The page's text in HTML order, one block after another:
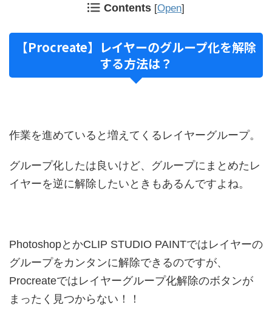
Contents [Open]
【Procreate】レイヤーのグループ化を解除
する方法は？
作業を進めていると増えてくるレイヤーグループ。
グループ化したは良いけど、グループにまとめたレ
イヤーを逆に解除したいときもあるんですよね。
PhotoshopとかCLIP STUDIO PAINTではレイヤーの
グループをカンタンに解除できるのですが、
Procreateではレイヤーグループ化解除のボタンが
まったく見つからない！！